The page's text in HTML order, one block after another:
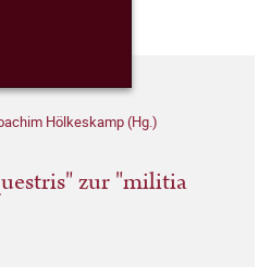
Hölkeskamp (Hg.)
zur "militia